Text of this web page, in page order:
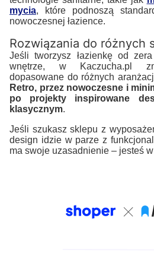
mycia, które podnoszą
nowoczesnej łazience.
Rozwiązania do różnych
Jeśli tworzysz łazienkę od
wnętrze, w Kaczucha.pl
dopasowane do różnych
Retro, przez nowoczesne i
po projekty inspirowane
klasycznym.
Jeśli szukasz sklepu z
design idzie w parze z
ma swoje uzasadnienie – jesteś